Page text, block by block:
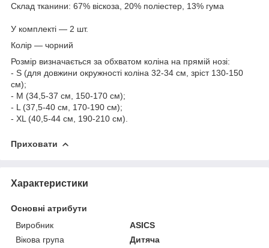
Склад тканини: 67% віскоза, 20% поліестер, 13% гума
У комплекті — 2 шт.
Колір — чорний
Розмір визначається за обхватом коліна на прямій нозі:
- S (для довжини окружності коліна 32-34 см, зріст 130-150
см);
- М (34,5-37 см, 150-170 см);
- L (37,5-40 см, 170-190 см);
- XL (40,5-44 см, 190-210 см).
Приховати
Характеристики
Основні атрибути
Виробник
ASICS
Вікова група
Дитяча